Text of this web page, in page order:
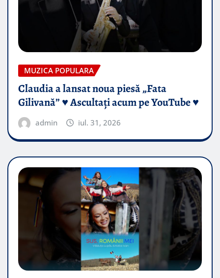
MUZICA POPULARA
Claudia a lansat noua piesă „Fata
Gilivană” ♥️ Ascultați acum pe YouTube ♥️
admin iul. 31, 2026